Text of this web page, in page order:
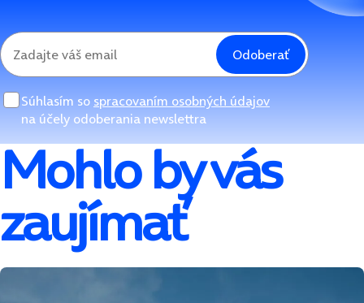
Odoberať
Súhlasím so spracovaním osobných údajov
na účely odoberania newslettra
Mohlo by vás
zaujímať